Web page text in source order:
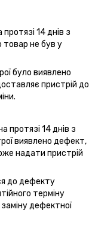
14 днів з
товар не був у
було виявлено
пристрій до
протязі 14 днів з
виявлено дефект,
надати пристрій
до дефекту
терміну
дефектної